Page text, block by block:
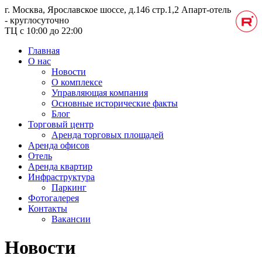
г. Москва, Ярославское шоссе, д.146 стр.1,2 Апарт-отель
- круглосуточно
ТЦ с 10:00 до 22:00
Главная
О нас
Новости
О комплексе
Управляющая компания
Основные исторические факты
Блог
Торговый центр
Аренда торговых площадей
Аренда офисов
Отель
Аренда квартир
Инфраструктура
Паркинг
Фотогалерея
Контакты
Вакансии
Новости